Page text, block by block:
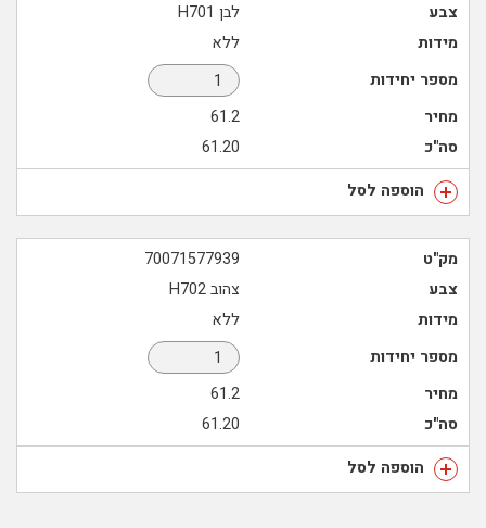
צבע
לבן H701
מידות
ללא
מספר יחידות
מחיר
61.2
סה"כ
61.20
הוספה לסל
מק"ט
70071577939
צבע
צהוב H702
מידות
ללא
מספר יחידות
מחיר
61.2
סה"כ
61.20
הוספה לסל